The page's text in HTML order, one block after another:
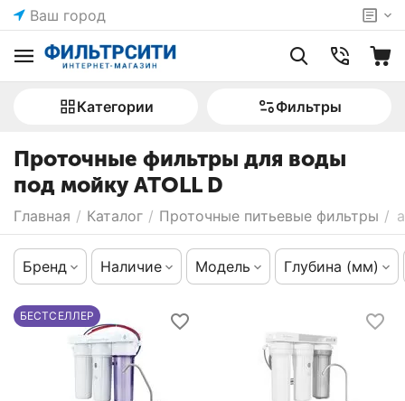
Ваш город
Категории Фильтры
Проточные фильтры для воды
под мойку ATOLL D
Главная / Каталог / Проточные питьевые фильтры /
Бренд Наличие Модель Глубина (мм)
БЕСТСЕЛЛЕР